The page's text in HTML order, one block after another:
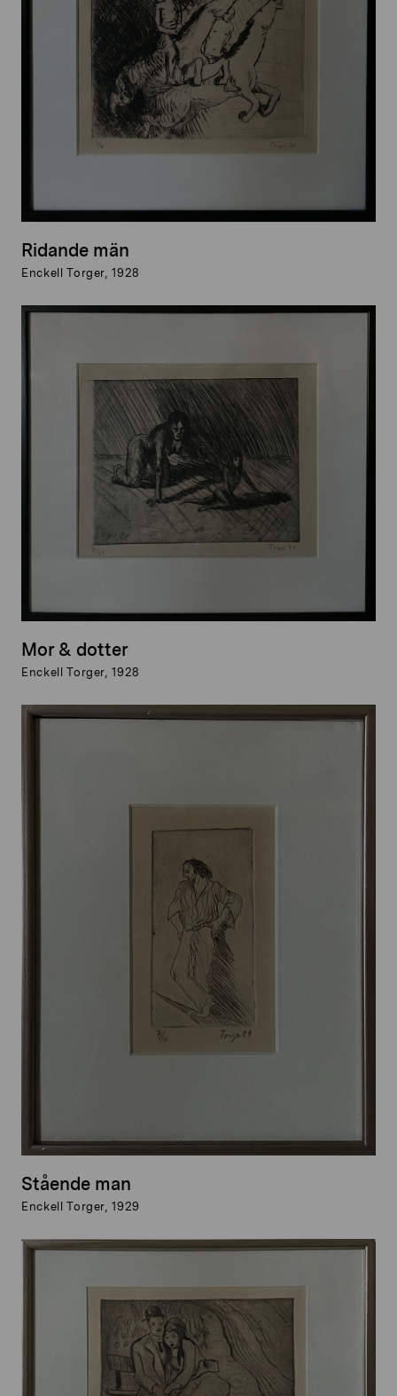
Ridande män
Enckell Torger, 1928
Mor & dotter
Enckell Torger, 1928
Stående man
Enckell Torger, 1929